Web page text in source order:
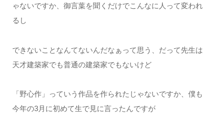
ゃないですか、御言葉を聞くだけでこんなに人って変われ
るし
できないことなんてないんだなぁって思う、だって先生は
天才建築家でも普通の建築家でもないけど
「野心作」っていう作品を作られたじゃないですか、僕も
今年の3月に初めて生で見に言ったんですが